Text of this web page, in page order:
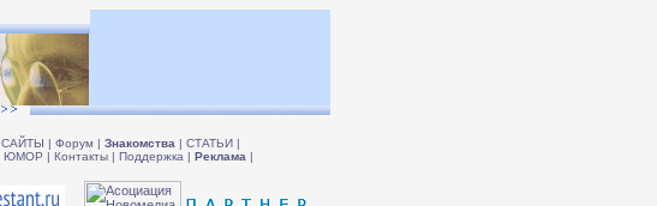
САЙТЫ | Форум | Знакомства | СТАТЬИ |
ЮМОР | Контакты | Поддержка | Реклама |